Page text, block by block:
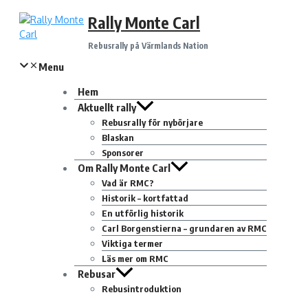
Hoppa
innehåll
Rally Monte Carl
Rebusrally på Värmlands Nation
Menu
Hem
Aktuellt rally
Rebusrally för nybörjare
Blaskan
Sponsorer
Om Rally Monte Carl
Vad är RMC?
Historik – kortfattad
En utförlig historik
Carl Borgenstierna – grundaren av RMC
Viktiga termer
Läs mer om RMC
Rebusar
Rebusintroduktion